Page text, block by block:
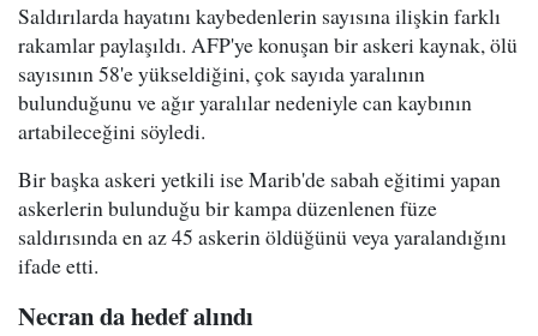
Saldırılarda hayatını kaybedenlerin sayısına ilişkin farklı
rakamlar paylaşıldı. AFP'ye konuşan bir askeri kaynak, ölü
sayısının 58'e yükseldiğini, çok sayıda yaralının
bulunduğunu ve ağır yaralılar nedeniyle can kaybının
artabileceğini söyledi.
Bir başka askeri yetkili ise Marib'de sabah eğitimi yapan
askerlerin bulunduğu bir kampa düzenlenen füze
saldırısında en az 45 askerin öldüğünü veya yaralandığını
ifade etti.
Necran da hedef alındı